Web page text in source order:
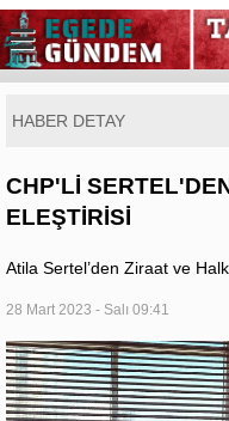
HABER DETAY
CHP'Lİ
ELEŞTİRİSİ
Atila Sertel’den Ziraat ve
28 Mart 2023 - Salı 09:41